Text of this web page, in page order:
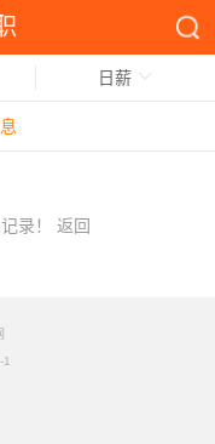
日薪
录！ 返回
1